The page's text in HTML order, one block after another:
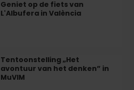
Geniet op de fiets van
L'Albufera in València
Tentoonstelling „Het
avontuur van het denken” in
MuVIM